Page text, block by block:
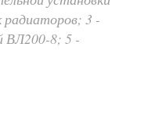
3 -
ВЛ200-8; 5 -